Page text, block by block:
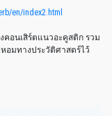
en/index2.html
อนเสิร์ตแนวอะคูสติก รวม
มทางประวัติศาสตร์ไว้